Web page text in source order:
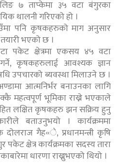
७ ताप्केमा ३५ वटा बंगुरका
थालनी गरिएको हो ।
पनि कृषकहरुको माग अनुसार
भएको छ ।
पकेट क्षेत्रमा एकसय ४५ वटा
कृषकहरुलाई आवश्यक ज्ञान
उपचारको ब्यवस्था मिलाउने छ ।
आत्मनिर्भर बनाउनका लागि
महत्वपूर्ण भूमिका राख्ने भएकाले
लक्षित कृषकहरु झन सक्रिय हुनु
बताउनुभयो । कार्यक्रममा
दोलराज गैह«े, प्रधानमन्त्री कृषि
क्षेत्र कार्यक्रमका सदस्य तारा
धारणा राख्नुभएको थियो ।